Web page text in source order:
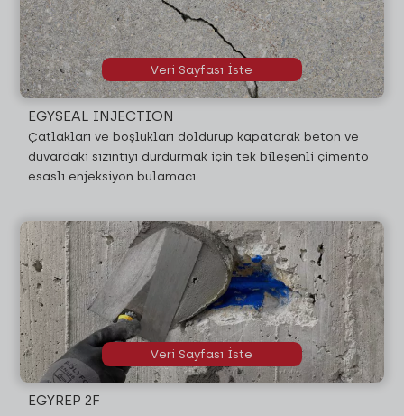
EGYSEAL INJECTION
Çatlakları ve boşlukları doldurup kapatarak beton ve
duvardaki sızıntıyı durdurmak için tek bileşenli çimento
esaslı enjeksiyon bulamacı.
Veri Sayfası İste
EGYREP 2F
Veri Sayfası İste